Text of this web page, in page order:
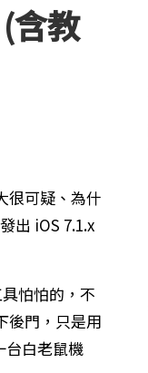
含教
很可疑、為什
出 iOS 7.1.x
怕怕的，不
後門，只是用
白老鼠機